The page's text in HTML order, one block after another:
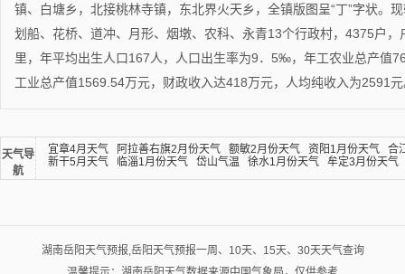
镇、白塘乡，北接桃林寺镇，东北界火天乡，全镇版图呈“丁”字状。
划船、花桥、道冲、月形、烟墩、农科、永青13个行政村，4375户
里，年平均出生人口167人，人口出生率为9．5‰，年工农业总产值
工业总产值1569.54万元，财政收入达418万元，人均纯收入为2591
天气导
航
宜章4月天气 阿拉善右旗2月份天气 额敏2月份天气 资阳1月份天气
合
新干5月天气
临淄1月份天气 岱山气温 徐水1月份天气 牟定3月份天气
湖南岳阳天气预报,岳阳天气预报一周、10天、15天、30天天气查询